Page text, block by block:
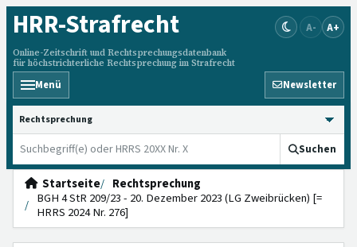
HRR-Strafrecht
Online-Zeitschrift und Rechtsprechungsdatenbank
für höchstrichterliche Rechtsprechung im Strafrecht
A- A+
Menü Newsletter
HRRS durchsuchen
Suchen
Startseite
Rechtsprechung
BGH 4 StR 209/23 - 20. Dezember 2023 (LG Zweibrücken) [=
HRRS 2024 Nr. 276]